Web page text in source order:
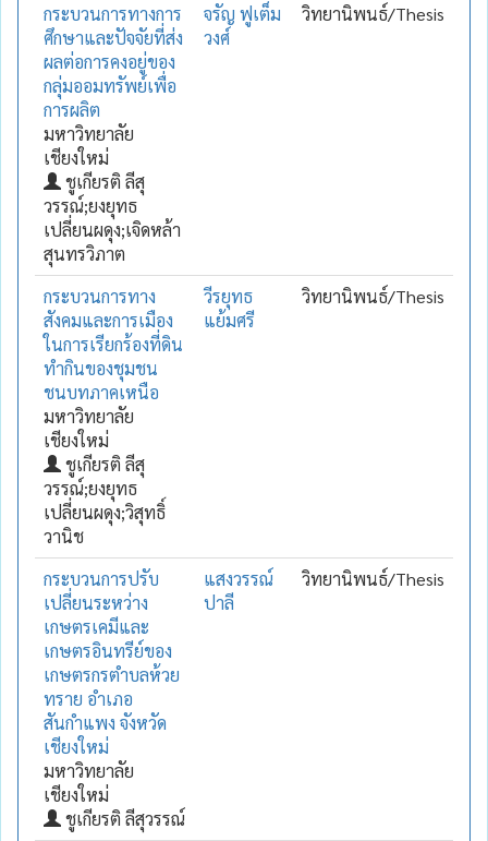
กระบวนการทางการ
ศึกษาและปัจจัยที่ส่ง
ผลต่อการคงอยู่ของ
กลุ่มออมทรัพย์เพื่อ
การผลิต
มหาวิทยาลัย
เชียงใหม่
ชูเกียรติ ลีสุ
วรรณ์;ยงยุทธ
เปลี่ยนผดุง;เจิดหล้า
สุนทรวิภาต
จรัญ ฟูเต็ม
วงศ์
วิทยานิพนธ์/Thesis
กระบวนการทาง
สังคมและการเมือง
ในการเรียกร้องที่ดิน
ทำกินของชุมชน
ชนบทภาคเหนือ
มหาวิทยาลัย
เชียงใหม่
ชูเกียรติ ลีสุ
วรรณ์;ยงยุทธ
เปลี่ยนผดุง;วิสุทธิ์
วานิช
วีรยุทธ
แย้มศรี
วิทยานิพนธ์/Thesis
กระบวนการปรับ
เปลี่ยนระหว่าง
เกษตรเคมีและ
เกษตรอินทรีย์ของ
เกษตรกรตำบลห้วย
ทราย อำเภอ
สันกำแพง จังหวัด
เชียงใหม่
มหาวิทยาลัย
เชียงใหม่
ชูเกียรติ ลีสุวรรณ์
แสงวรรณ์
ปาลี
วิทยานิพนธ์/Thesis